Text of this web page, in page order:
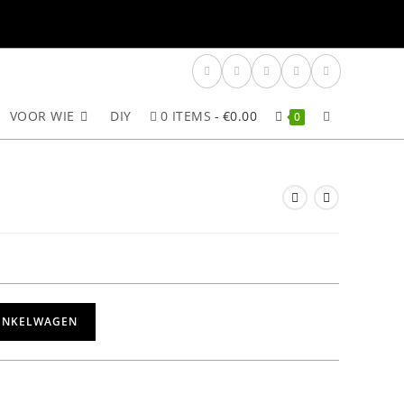
VOOR WIE DIY 0 ITEMS €0.00 0 TOGGLE
ZOEKEN